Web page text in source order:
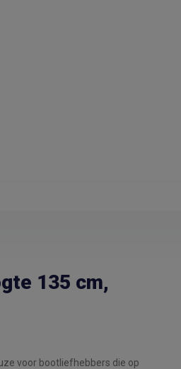
135 cm,
voor bootliefhebbers die op